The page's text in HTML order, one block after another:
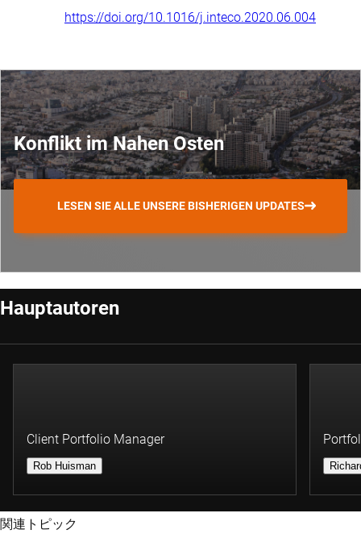
https://doi.org/10.1016/j.inteco.2020.06.004
Konflikt im Nahen Osten
LESEN SIE ALLE UNSERE BISHERIGEN UPDATES
Hauptautoren
Client Portfolio Manager
Rob Huisman
関連トピック